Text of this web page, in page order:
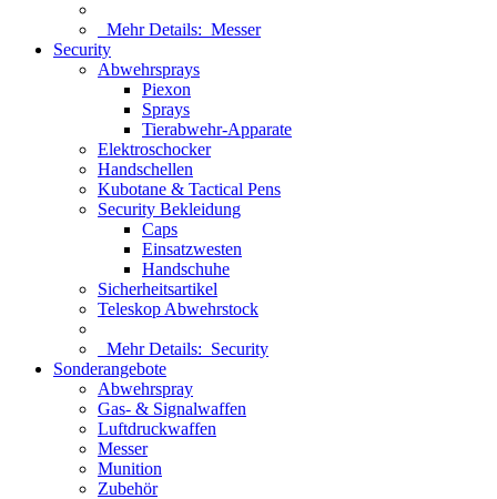
Mehr Details: Messer
Security
Abwehrsprays
Piexon
Sprays
Tierabwehr-Apparate
Elektroschocker
Handschellen
Kubotane & Tactical Pens
Security Bekleidung
Caps
Einsatzwesten
Handschuhe
Sicherheitsartikel
Teleskop Abwehrstock
Mehr Details: Security
Sonderangebote
Abwehrspray
Gas- & Signalwaffen
Luftdruckwaffen
Messer
Munition
Zubehör